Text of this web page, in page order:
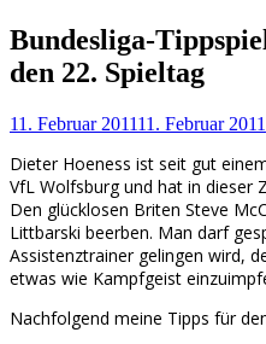
Bundesliga-
den 22. Spieltag
11. Februar 201111. Februar 2011
Dieter Hoeness ist seit gut
VfL Wolfsburg und hat in dieser
Den glücklosen Briten Steve
Littbarski beerben. Man darf
Assistenztrainer gelingen wird,
etwas wie Kampfgeist
Nachfolgend meine Tipps für